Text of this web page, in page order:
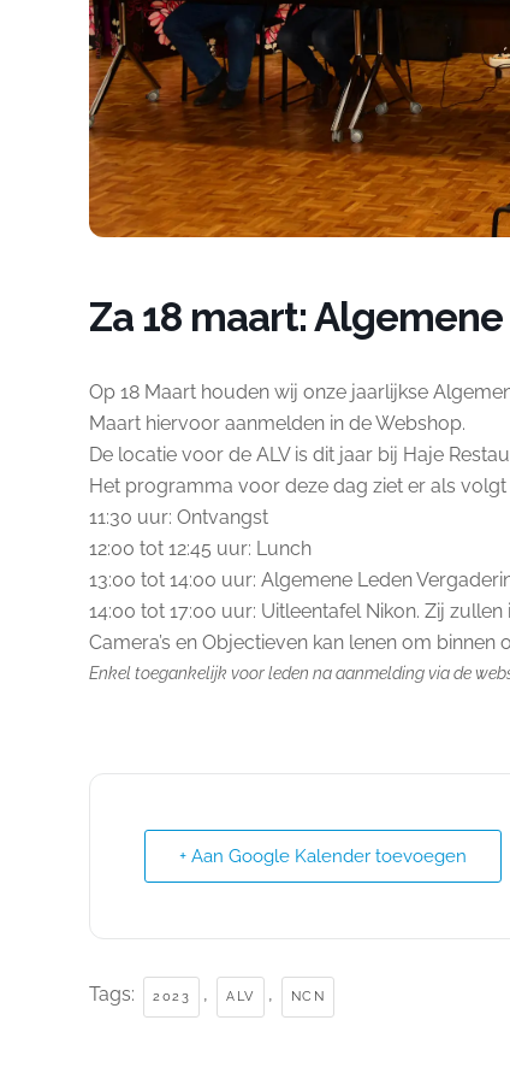
Za 18 maart:
Op 18 Maart houden wij onze jaarlijkse
Maart hiervoor aanmelden in de Webshop.
De locatie voor de ALV is dit jaar bij Haje
Het programma voor deze dag ziet er als volgt
11:30 uur: Ontvangst
12:00 tot 12:45 uur: Lunch
13:00 tot 14:00 uur: Algemene Leden
14:00 tot 17:00 uur: Uitleentafel Nikon. Zij
Camera’s en Objectieven kan lenen om
Enkel toegankelijk voor leden na aanmelding via de
+ Aan Google Kalender toevoegen
Tags: 2023 , ALV , NCN